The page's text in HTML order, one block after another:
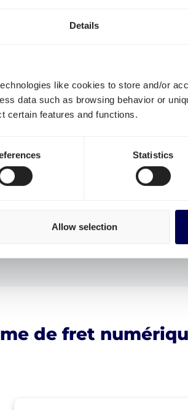
Details
like cookies to store and/or
data such as browsing behavior or
certain features and functions.
Statistics
Allow selection
de fret